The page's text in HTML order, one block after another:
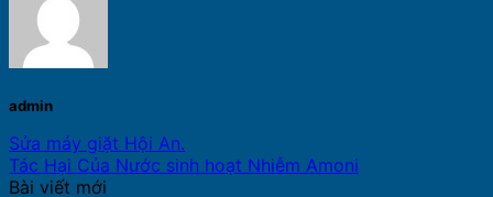
admin
Sửa máy giặt Hội An.
Tác Hại Của Nước sinh hoạt Nhiễm Amoni
Bài viết mới